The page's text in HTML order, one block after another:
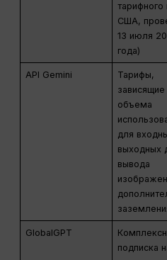
тарифного
США,
13 июля
года)
API Gemini
Тарифы,
зависящие
объема
для
выходных
вывода
GlobalGPT
подписка